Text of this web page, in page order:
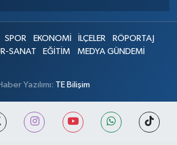
SPOR EKONOMİ İLÇELER
RÖPORTAJ
SANAT EĞİTİM MEDYA GÜNDEMİ
Yazılımı: TE Bilişim